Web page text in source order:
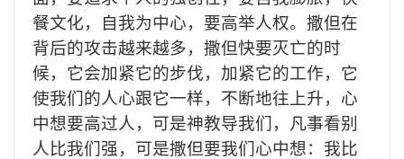
餐文化，自我为中心，要高举人权。撒但在
背后的攻击越来越多，撒但快要灭亡的时
候，它会加紧它的步伐，加紧它的工作，它
使我们的人心跟它一样，不断地往上升，心
中想要高过人，可是神教导我们，凡事看别
人比我们强，可是撒但要我们心中想：我比